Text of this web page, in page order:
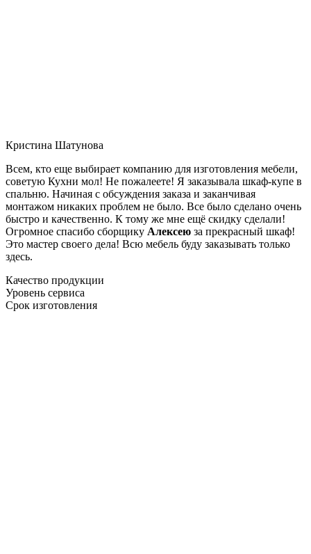
Кристина Шатунова
Всем, кто еще выбирает компанию для изготовления мебели,
советую Кухни мол! Не пожалеете! Я заказывала шкаф-купе в
спальню. Начиная с обсуждения заказа и заканчивая
монтажом никаких проблем не было. Все было сделано очень
быстро и качественно. К тому же мне ещё скидку сделали!
Огромное спасибо сборщику Алексею за прекрасный шкаф!
Это мастер своего дела! Всю мебель буду заказывать только
здесь.
Качество продукции
Уровень сервиса
Срок изготовления